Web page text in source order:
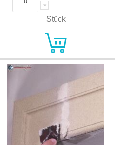
Stück